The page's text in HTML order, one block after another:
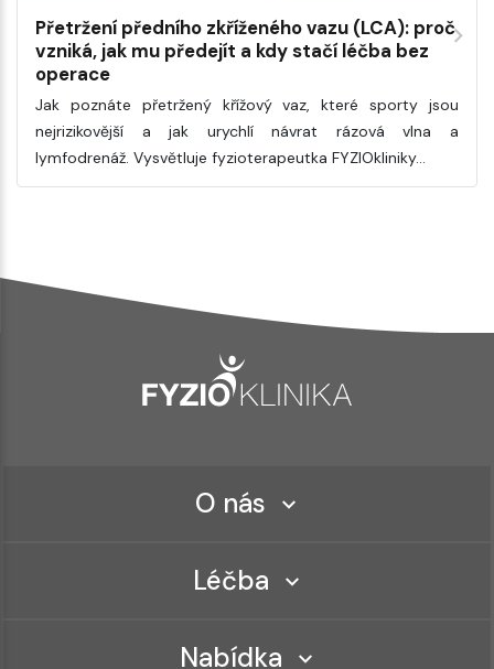
Přetržení předního zkříženého vazu (LCA): proč
vzniká, jak mu předejít a kdy stačí léčba bez
operace
Jak poznáte přetržený křížový vaz, které sporty jsou
nejrizikovější a jak urychlí návrat rázová vlna a
lymfodrenáž. Vysvětluje fyzioterapeutka FYZIOkliniky…
O nás
Léčba
Nabídka